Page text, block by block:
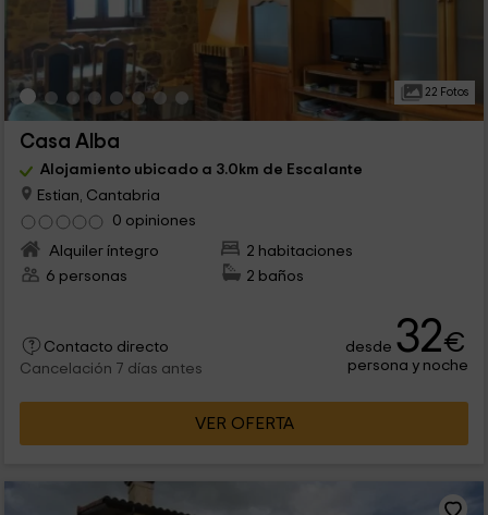
22 Fotos
Casa Alba
Alojamiento ubicado a 3.0km de Escalante
Estian, Cantabria
0 opiniones
Alquiler íntegro
2 habitaciones
6 personas
2 baños
Contacto directo
Cancelación 7 días antes
desde 32€
persona y noche
VER OFERTA